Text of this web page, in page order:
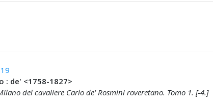
: de' <1758-1827>
del cavaliere Carlo de' Rosmini roveretano. Tomo 1. [-4.]